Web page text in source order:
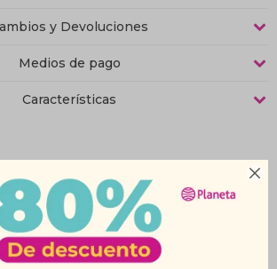

y Devoluciones
Medios de pago
Características
que te pueden interesar